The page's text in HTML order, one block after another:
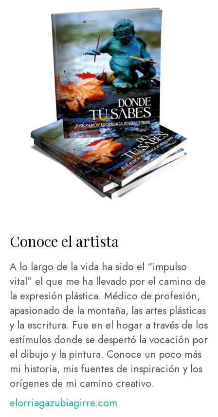
Conoce el artista
A lo largo de la vida ha sido el “impulso
vital” el que me ha llevado por el camino de
la expresión plástica. Médico de profesión,
apasionado de la montaña, las artes plásticas
y la escritura. Fue en el hogar a través de los
estímulos donde se despertó la vocación por
el dibujo y la pintura. Conoce un poco más
mi historia, mis fuentes de inspiración y los
orígenes de mi camino creativo.
elorriagazubiagirre.com